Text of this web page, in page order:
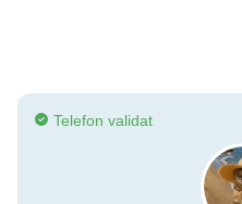
Telefon validat